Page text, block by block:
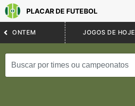
PLACAR DE FUTEBOL
ONTEM JOGOS DE HOJE